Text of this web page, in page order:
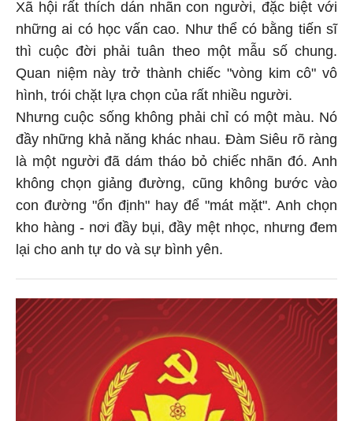
Xã hội rất thích dán nhãn con người, đặc biệt với
những ai có học vấn cao. Như thể có bằng tiến sĩ
thì cuộc đời phải tuân theo một mẫu số chung.
Quan niệm này trở thành chiếc "vòng kim cô" vô
hình, trói chặt lựa chọn của rất nhiều người.
Nhưng cuộc sống không phải chỉ có một màu. Nó
đầy những khả năng khác nhau. Đàm Siêu rõ ràng
là một người đã dám tháo bỏ chiếc nhãn đó. Anh
không chọn giảng đường, cũng không bước vào
con đường "ổn định" hay để "mát mặt". Anh chọn
kho hàng - nơi đầy bụi, đầy mệt nhọc, nhưng đem
lại cho anh tự do và sự bình yên.